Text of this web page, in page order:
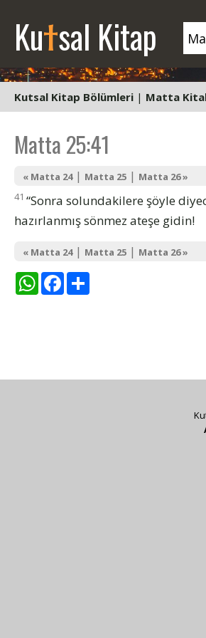
Kutsal Kitap
Kutsal Kitap Bölümleri | Matta
Matta 25:41
« Matta 24| Matta 25 | Matta 26 »
41 “Sonra solundakilere şöyle
hazırlanmış sönmez ateşe gidin!
« Matta 24| Matta 25 | Matta 26 »
WhatsAppFacebook